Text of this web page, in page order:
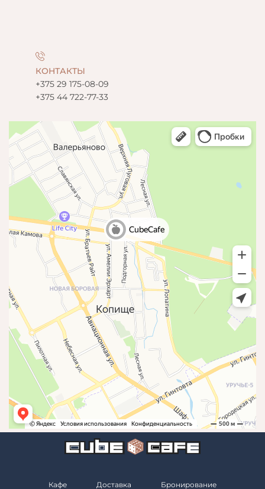
КОНТАКТЫ
+375 29 175-08-09
+375 44 722-77-33
Кафе Доставка Бронирование